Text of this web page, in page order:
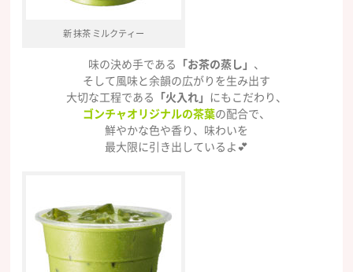
新 抹茶 ミルクティー
味の決め手である 「お茶の蒸し」 、
そして風味と余韻の広がりを生み出す
大切な工程である
「火入れ」 にもこだわり、
ゴンチャオリジナルの茶葉の配合で、
鮮やかな色や香り、味わいを
最大限に引き出しているよ💕